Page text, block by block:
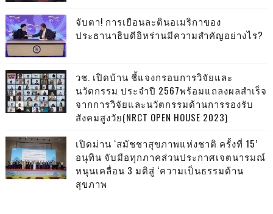
จับตา! การเยือนละตินอเมริกาของ
ประธานาธิบดีอิหร่านมีความสำคัญอย่างไร?
วช. เปิดบ้าน ชี้แจงกรอบการวิจัยและ
นวัตกรรม ประจำปี 2567พร้อมแถลงผลสำเร็จ
จากการวิจัยและนวัตกรรมด้านการรองรับ
สังคมสูงวัย(NRCT OPEN HOUSE 2023)
เปิดม่าน ‘สมัชชาสุขภาพแห่งชาติ ครั้งที่ 15’
อนุทิน จับมือทุกภาคส่วนประกาศเจตนารมณ์
หนุนเคลื่อน 3 มติสู่ ‘ความเป็นธรรมด้าน
สุขภาพ